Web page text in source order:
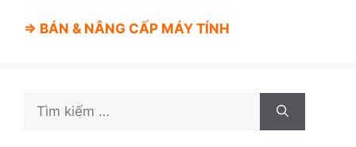
⇒ BÁN & NÂNG CẤP MÁY TÍNH
Tìm
kiếm